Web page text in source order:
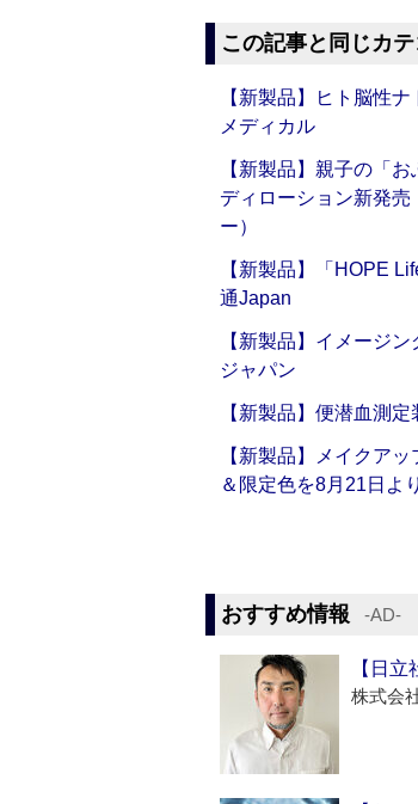
この記事と同じカ
【新製品】ヒト脳性
メディカル
【新製品】親子の「
ディローション新発
ー）
【新製品】「HOPE
通Japan
【新製品】イメージ
ジャパン
【新製品】便潜血測
【新製品】メイクア
＆限定色を8月21日よ
おすすめ情報 ‐AD‐
【日
株式会